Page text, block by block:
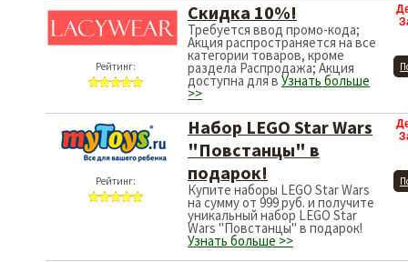
Рейтинг:
Скидка 10%!
Требуется ввод промо-кода;
Акция распространяется на все
категории товаров, кроме
раздела Распродажа; Акция
доступна для в Узнать больше
>>
Рейтинг:
Набор LEGO Star Wars
"Повстанцы" в
подарок!
Купите наборы LEGO Star Wars
на сумму от 999 руб. и получите
уникальный набор LEGO Star
Wars "Повстанцы" в подарок!
Узнать больше >>